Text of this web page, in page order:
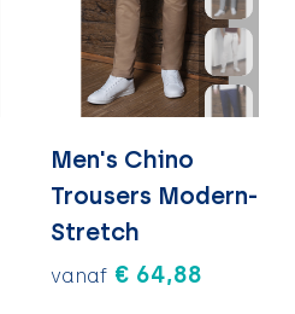
Men's Chino
Trousers Modern-
Stretch
vanaf € 64,88